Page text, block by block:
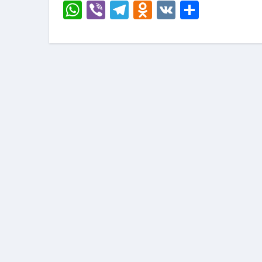
WhatsApp
ViberTelegram
Odnoklassniki
VK